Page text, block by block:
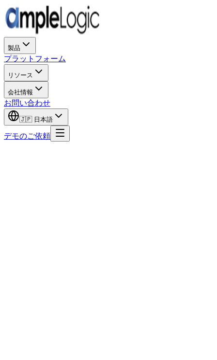
製品
プラットフォーム
リソース
会社情報
お問い合わせ
🇯🇵 日本語
デモのご依頼